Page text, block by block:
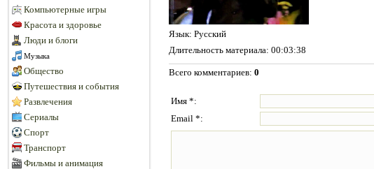
Компьютерные игры
Красота и здоровье
Люди и блоги
Музыка
Общество
Путешествия и события
Развлечения
Сериалы
Спорт
Транспорт
Фильмы и анимация
Язык: Русский
Длительность материала: 00:03:38
Всего комментариев: 0
Имя *:
Email *: